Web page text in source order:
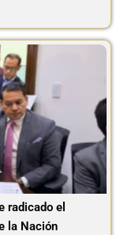
radicado el
la Nación